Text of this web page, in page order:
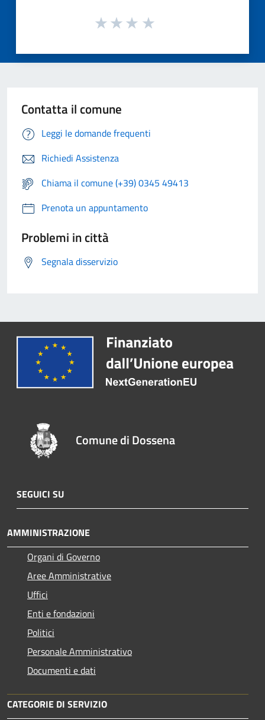
Contatta il comune
Leggi le domande frequenti
Richiedi Assistenza
Chiama il comune (+39) 0345 49413
Prenota un appuntamento
Problemi in città
Segnala disservizio
Comune di Dossena
SEGUICI SU
AMMINISTRAZIONE
Organi di Governo
Aree Amministrative
Uffici
Enti e fondazioni
Politici
Personale Amministrativo
Documenti e dati
CATEGORIE DI SERVIZIO